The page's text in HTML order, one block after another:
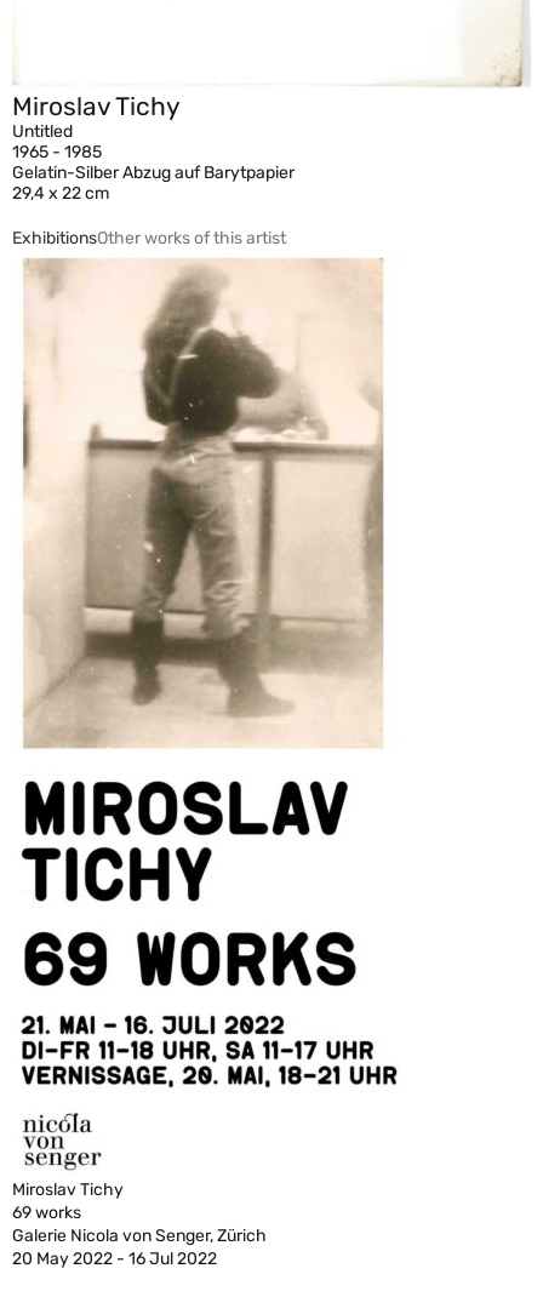
Miroslav Tichy
Untitled
1965 - 1985
Gelatin-Silber Abzug auf Barytpapier
29,4 x 22 cm
ExhibitionsOther works of this artist
Miroslav Tichy
69 works
Galerie Nicola von Senger, Zürich
20 May 2022 - 16 Jul 2022